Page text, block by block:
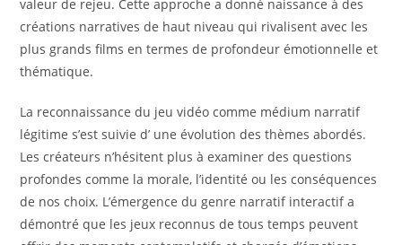
valeur de rejeu. Cette approche a donné naissance à des
créations narratives de haut niveau qui rivalisent avec les
plus grands films en termes de profondeur émotionnelle et
thématique.
La reconnaissance du jeu vidéo comme médium narratif
légitime s’est suivie d’ une évolution des thèmes abordés.
Les créateurs n’hésitent plus à examiner des questions
profondes comme la morale, l’identité ou les conséquences
de nos choix. L’émergence du genre narratif interactif a
démontré que les jeux reconnus de tous temps peuvent